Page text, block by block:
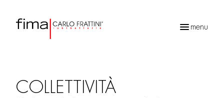
menu
COLLETTIVITÀ